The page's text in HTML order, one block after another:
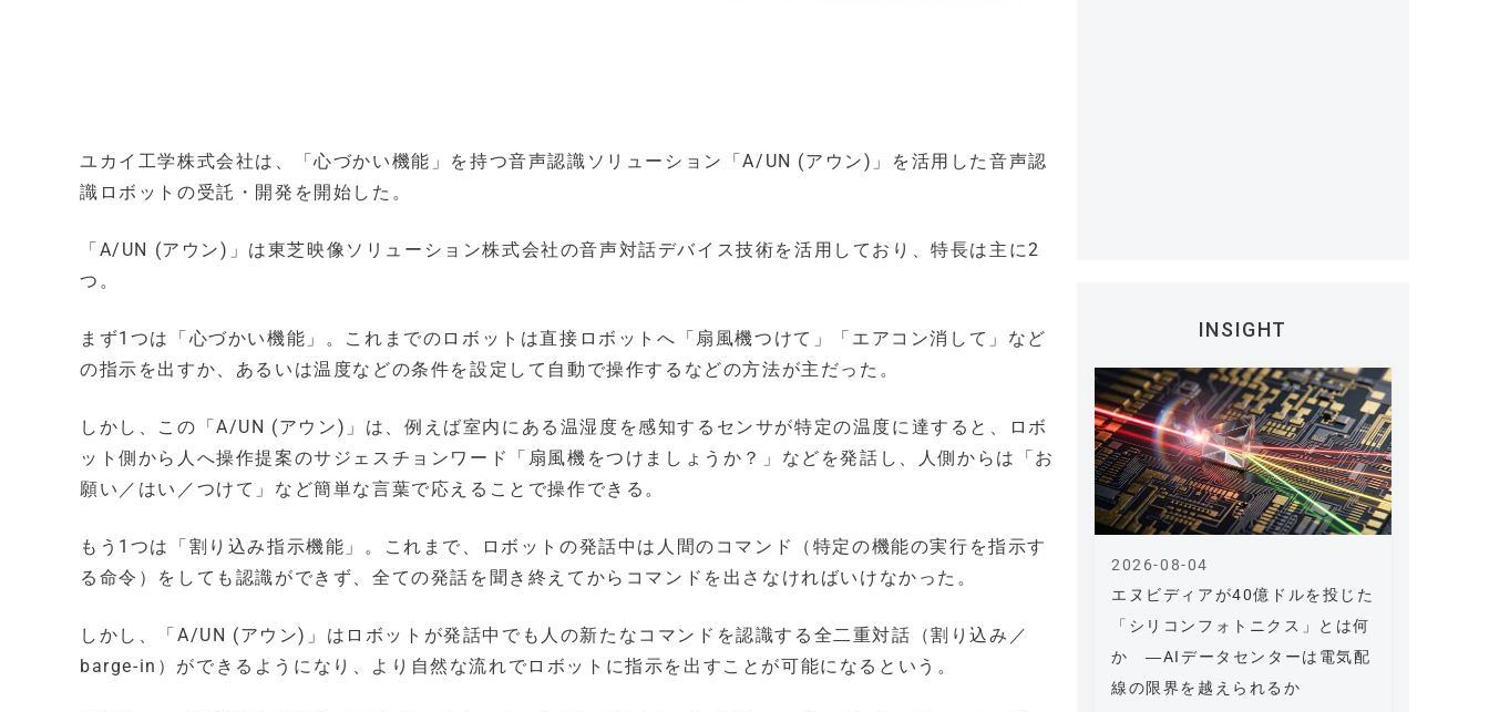
ユカイ工学株式会社は、「心づかい機能」を持つ音声認識ソリューション「A/UN (アウン)」を活用した音声認
識ロボットの受託・開発を開始した。
「A/UN (アウン)」は東芝映像ソリューション株式会社の音声対話デバイス技術を活用しており、特長は主に2
つ。
まず1つは「心づかい機能」。これまでのロボットは直接ロボットへ「扇風機つけて」「エアコン消して」など
の指示を出すか、あるいは温度などの条件を設定して自動で操作するなどの方法が主だった。
しかし、この「A/UN (アウン)」は、例えば室内にある温湿度を感知するセンサが特定の温度に達すると、ロボ
ット側から人へ操作提案のサジェスチョンワード「扇風機をつけましょうか？」などを発話し、人側からは「お
願い／はい／つけて」など簡単な言葉で応えることで操作できる。
もう1つは「割り込み指示機能」。これまで、ロボットの発話中は人間のコマンド（特定の機能の実行を指示す
る命令）をしても認識ができず、全ての発話を聞き終えてからコマンドを出さなければいけなかった。
しかし、「A/UN (アウン)」はロボットが発話中でも人の新たなコマンドを認識する全二重対話（割り込み／
barge-in）ができるようになり、より自然な流れでロボットに指示を出すことが可能になるという。
INSIGHT
エヌビディアが40億ドルを投じた
「シリコンフォトニクス」とは何
か ―AIデータセンターは電気配
線の限界を越えられるか
2026-08-04